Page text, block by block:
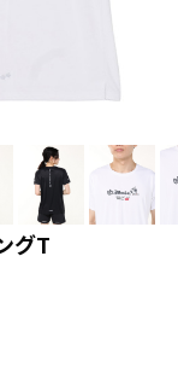
グT